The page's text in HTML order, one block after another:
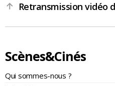
Scènes&Cinés
Qui sommes-nous ?
→ Retransmission vidéo